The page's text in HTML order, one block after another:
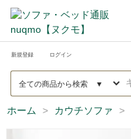
新規登録 ログイン
ホーム カウチソファ